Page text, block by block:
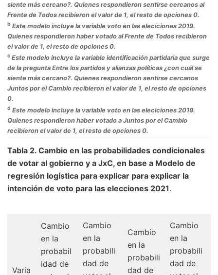
siente más cercano?. Quienes respondieron sentirse cercanos al
Frente de Todos recibieron el valor de 1, el resto de opciones 0.
b Este modelo incluye la variable voto en las eleciciones 2019.
Quienes respondieron haber votado al Frente de Todos recibieron
el valor de 1, el resto de opciones 0.
c Este modelo incluye la variable identificación partidaria que surge
de la pregunta Entre los partidos y alianzas políticas ¿con cuál se
siente más cercano?. Quienes respondieron sentirse cercanos
Juntos por el Cambio recibieron el valor de 1, el resto de opciones
0.
d Este modelo incluye la variable voto en las eleciciones 2019.
Quienes respondieron haber votado a Juntos por el Cambio
recibieron el valor de 1, el resto de opciones 0.
Tabla 2. Cambio en las probabilidades condicionales
de votar al gobierno y a JxC, en base a Modelo de
regresión logística para explicar para explicar la
intención de voto para las elecciones 2021.
Varia
Cambio
en la
probabil
idad de
Cambio
en la
probabili
dad de
Cambio
en la
probabili
dad de
Cambio
en la
probabili
dad de